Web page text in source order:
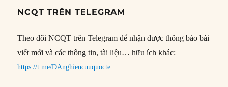
NCQT TRÊN TELEGRAM
Theo dõi NCQT trên Telegram để nhận được thông báo bài
viết mới và các thông tin, tài liệu… hữu ích khác:
https://t.me/DAnghiencuuquocte